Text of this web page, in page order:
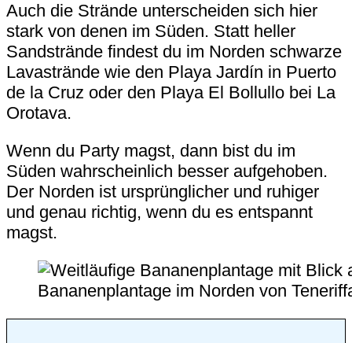
Auch die Strände unterscheiden sich hier
stark von denen im Süden. Statt heller
Sandstrände findest du im Norden schwarze
Lavastrände wie den Playa Jardín in Puerto
de la Cruz oder den Playa El Bollullo bei La
Orotava.
Wenn du Party magst, dann bist du im
Süden wahrscheinlich besser aufgehoben.
Der Norden ist ursprünglicher und ruhiger
und genau richtig, wenn du es entspannt
magst.
Bananenplantage im Norden von